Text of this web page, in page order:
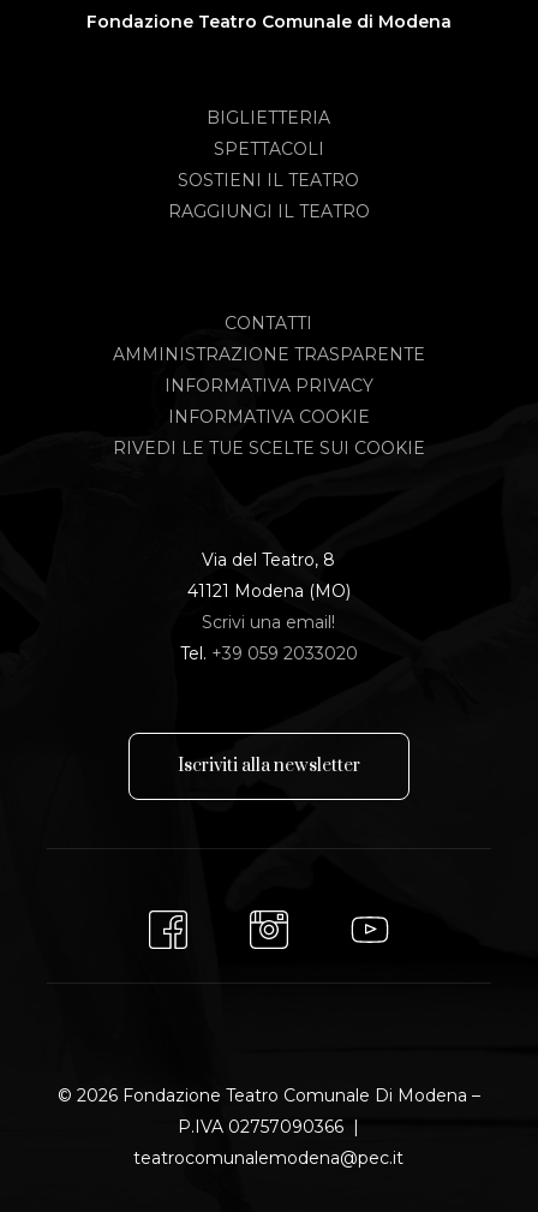
Fondazione Teatro Comunale di Modena
BIGLIETTERIA
SPETTACOLI
SOSTIENI IL TEATRO
RAGGIUNGI IL TEATRO
CONTATTI
AMMINISTRAZIONE TRASPARENTE
INFORMATIVA PRIVACY
INFORMATIVA COOKIE
RIVEDI LE TUE SCELTE SUI COOKIE
Via del Teatro, 8
41121 Modena (MO)
Scrivi una email!
Tel. +39 059 2033020
Iscriviti allanewsletter
© 2026 Fondazione Teatro Comunale Di Modena –
P.IVA 02757090366 |
teatrocomunalemodena@pec.it